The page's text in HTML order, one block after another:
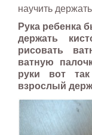
научить
Рука ребенка
держать
рисовать
ватную
руки вот
взрослый